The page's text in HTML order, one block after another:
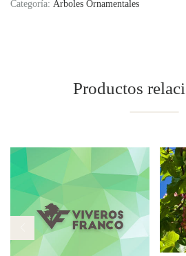
Categoría: Árboles Ornamentales
Productos